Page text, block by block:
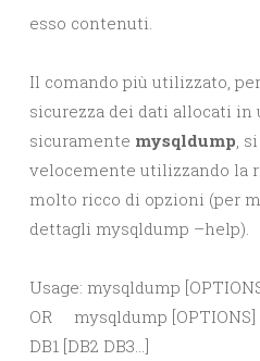
esso contenuti.
Il comando più utilizzato,
sicurezza dei dati allocati in
sicuramente mysqldump,
velocemente utilizzando la
molto ricco di opzioni (per
dettagli mysqldump –help).
Usage: mysqldump
OR mysqldump [OPTIONS]
DB1 [DB2 DB3…]